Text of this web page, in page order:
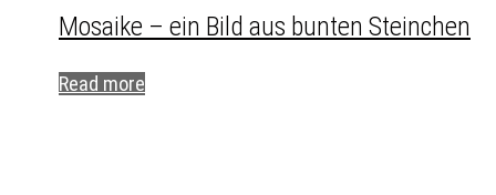
Mosaike – ein Bild aus bunten Steinchen
Read more